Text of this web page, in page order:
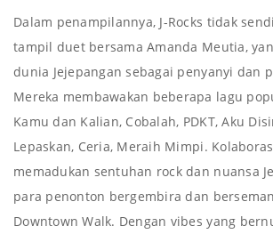
Dalam penampilannya, J-Rocks tidak
tampil duet bersama Amanda Meutia,
dunia Jejepangan sebagai penyanyi dan
Mereka membawakan beberapa lagu
Kamu dan Kalian, Cobalah, PDKT, Aku
Lepaskan, Ceria, Meraih Mimpi.
memadukan sentuhan rock dan nuansa
para penonton bergembira dan
Downtown Walk. Dengan vibes yang